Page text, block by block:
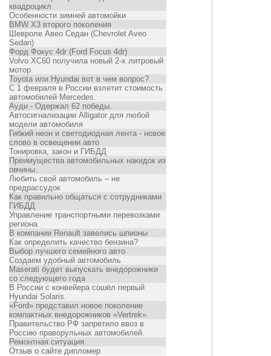
квадроцикл
Особенности зимней автомойки
BMW X3 второго поколения
Шевроле Авео Седан (Chevrolet Aveo
Sedan)
Форд Фокус 4dr (Ford Focus 4dr)
Volvo XC60 получила новый 2-х литровый
мотор.
Toyota или Hyundai вот в чем вопрос?
С 1 февраля в России взлетит стоимость
автомобилей Mercedes.
Ауди - Одержал 62 победы.
Автосигнализации Alligator для любой
модели автомобиля
Гибкий неон и светодиодная лента - новое
слово в освещении авто
Тонировка, закон и ГИБДД
Преимущества автомобильных накидок из
овчины.
Любить свой автомобиль – не
предрассудок
Как правильно общаться с сотрудниками
ГИБДД
Управление транспортными перевозками
региона
В компании Renault завелись шпионы
Как определить качество бензина?
Выбор лучшего семейного авто
Создаем удобный автомобиль
Maserati будет выпускать внедорожники
со следующего года
В России с конвейера сошёл первый
Hyundai Solaris.
«Ford» представил новое поколение
компактных внедорожников «Vertrek».
Правительство РФ запретило ввоз в
Россию праворульных автомобилей.
Ремонтная ситуация.
Отзыв о сайте дипломер